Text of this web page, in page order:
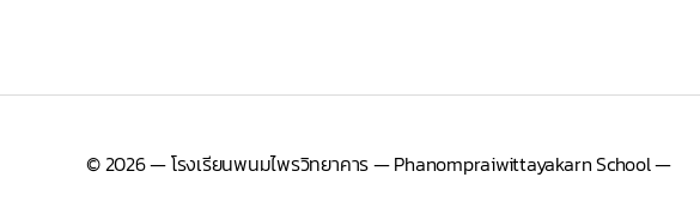
© 2026— โรงเรียนพนมไพรวิทยาคาร — Phanompraiwittayakarn School —